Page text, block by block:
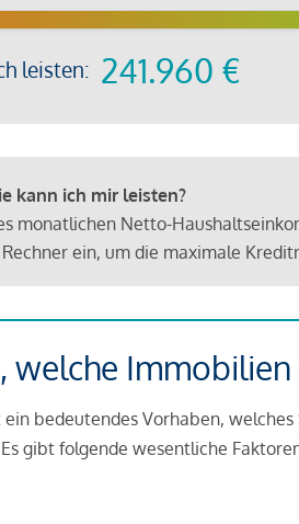
leisten: 241.960 €
kann ich mir leisten?
monatlichen Netto-
ein, um die maximale
welche
ein bedeutendes Vorhaben,
gibt folgende wesentliche